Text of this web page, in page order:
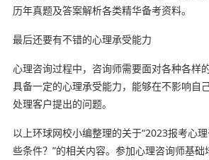
历年真题及答案解析各类精华备考资料。
最后还要有不错的心理承受能力
心理咨询过程中，咨询师需要面对各种各样
具备一定的心理承受能力，能够在不影响自
处理客户提出的问题。
以上环球网校小编整理的关于“2023报考心
些条件？”的相关内容。参加心理咨询师基